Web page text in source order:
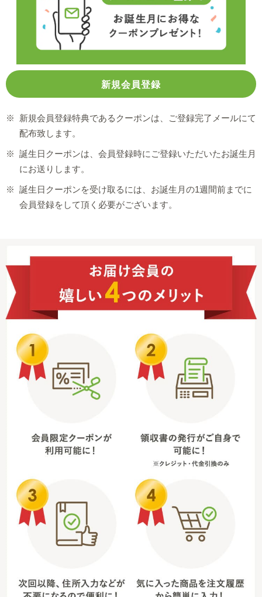
※
新規会員登録特典であるクーポンは、ご登録完了メールにて
配布致します。
※ 誕生日クーポンは、会員登録時にご登録いただいたお誕生月
にお送りします。
※ 誕生日クーポンを受け取るには、お誕生月の1週間前までに
会員登録をして頂く必要がございます。